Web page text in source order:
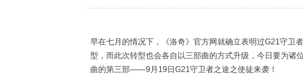
早在七月的情况下，《洛奇》官方网就确立表明过G21守卫
型，而此次转型也会各自以三部曲的方式升级，今日要为诸
曲的第三部——9月19日G21守卫者之途之使徒来袭！